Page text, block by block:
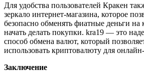
Для удобства пользователей Кракен
зеркало интернет-магазина, которое
безопасно обменять фиатные деньги на
начать делать покупки. kra19 — это
способ обмена валют, который
использовать криптовалюту для
Заключение